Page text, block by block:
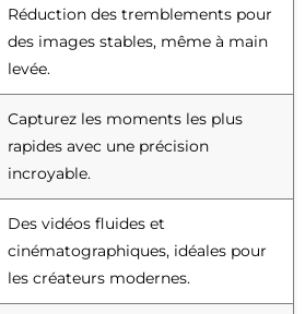
Réduction des tremblements pour
des images stables, même à main
levée.
Capturez les moments les plus
rapides avec une précision
incroyable.
Des vidéos fluides et
cinématographiques, idéales pour
les créateurs modernes.